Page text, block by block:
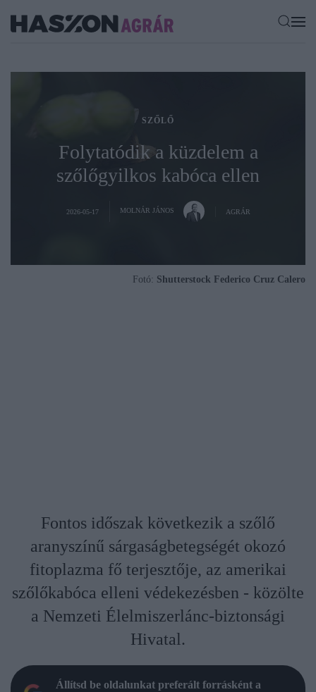
SZŐLŐ
Folytatódik a küzdelem a
szőlőgyilkos kabóca ellen
2026-05-17 MOLNÁR JÁNOS AGRÁR
Fotó: Shutterstock Federico Cruz Calero
Fontos időszak következik a szőlő
aranyszínű sárgaságbetegségét okozó
fitoplazma fő terjesztője, az amerikai
szőlőkabóca elleni védekezésben - közölte
a Nemzeti Élelmiszerlánc-biztonsági
Hivatal.
Állítsd be oldalunkat preferált forrásként a